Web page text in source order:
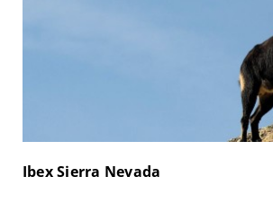
Ibex Sierra Nevada